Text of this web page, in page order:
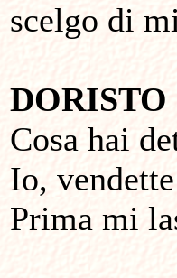
scelgo di
DORISTO
Cosa hai
Io,
Prima mi